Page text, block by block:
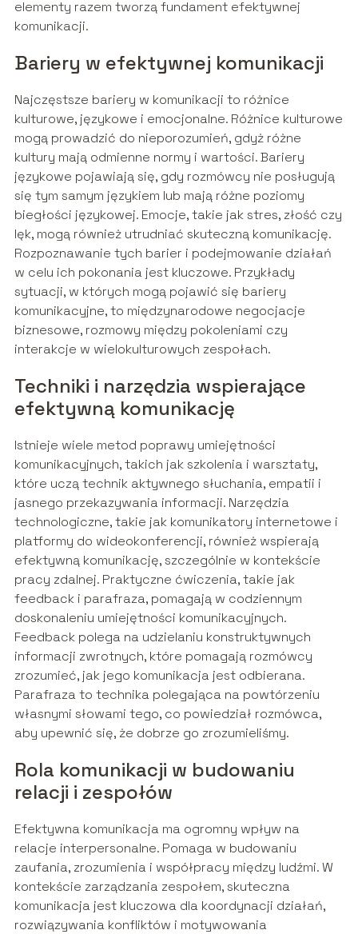
elementy razem tworzą fundament efektywnej
komunikacji.
Bariery w efektywnej komunikacji
Najczęstsze bariery w komunikacji to różnice
kulturowe, językowe i emocjonalne. Różnice kulturowe
mogą prowadzić do nieporozumień, gdyż różne
kultury mają odmienne normy i wartości. Bariery
językowe pojawiają się, gdy rozmówcy nie posługują
się tym samym językiem lub mają różne poziomy
biegłości językowej. Emocje, takie jak stres, złość czy
lęk, mogą również utrudniać skuteczną komunikację.
Rozpoznawanie tych barier i podejmowanie działań
w celu ich pokonania jest kluczowe. Przykłady
sytuacji, w których mogą pojawić się bariery
komunikacyjne, to międzynarodowe negocjacje
biznesowe, rozmowy między pokoleniami czy
interakcje w wielokulturowych zespołach.
Techniki i narzędzia wspierające
efektywną komunikację
Istnieje wiele metod poprawy umiejętności
komunikacyjnych, takich jak szkolenia i warsztaty,
które uczą technik aktywnego słuchania, empatii i
jasnego przekazywania informacji. Narzędzia
technologiczne, takie jak komunikatory internetowe i
platformy do wideokonferencji, również wspierają
efektywną komunikację, szczególnie w kontekście
pracy zdalnej. Praktyczne ćwiczenia, takie jak
feedback i parafraza, pomagają w codziennym
doskonaleniu umiejętności komunikacyjnych.
Feedback polega na udzielaniu konstruktywnych
informacji zwrotnych, które pomagają rozmówcy
zrozumieć, jak jego komunikacja jest odbierana.
Parafraza to technika polegająca na powtórzeniu
własnymi słowami tego, co powiedział rozmówca,
aby upewnić się, że dobrze go zrozumieliśmy.
Rola komunikacji w budowaniu
relacji i zespołów
Efektywna komunikacja ma ogromny wpływ na
relacje interpersonalne. Pomaga w budowaniu
zaufania, zrozumienia i współpracy między ludźmi. W
kontekście zarządzania zespołem, skuteczna
komunikacja jest kluczowa dla koordynacji działań,
rozwiązywania konfliktów i motywowania